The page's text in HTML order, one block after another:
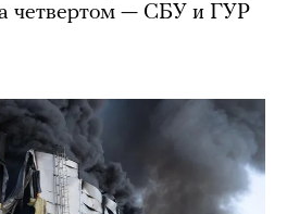
четвертом — СБУ и ГУР